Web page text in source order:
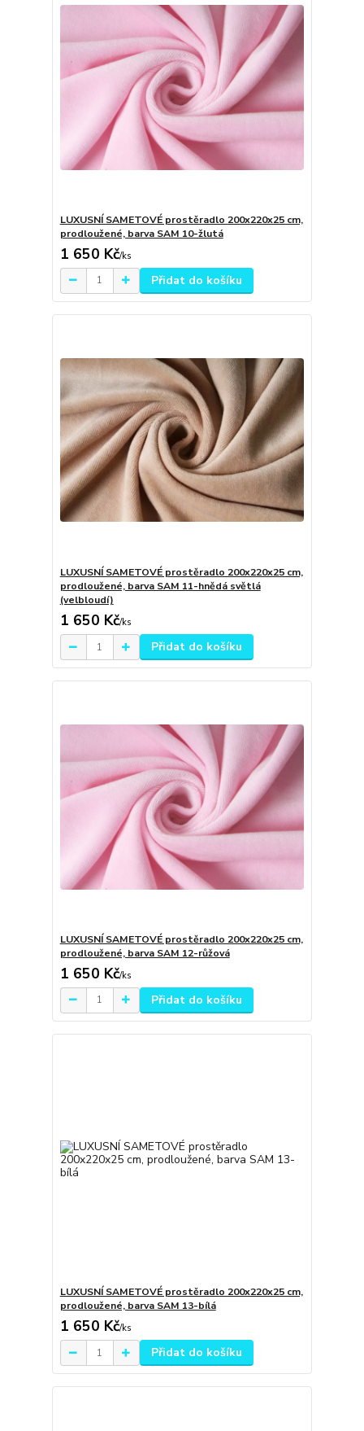
LUXUSNÍ SAMETOVÉ prostěradlo 200x220x25 cm,
prodloužené, barva SAM 10-žlutá
1 650 Kč/ks
Přidat do košíku
LUXUSNÍ SAMETOVÉ prostěradlo 200x220x25 cm,
prodloužené, barva SAM 11-hnědá světlá
(velbloudí)
1 650 Kč/ks
Přidat do košíku
LUXUSNÍ SAMETOVÉ prostěradlo 200x220x25 cm,
prodloužené, barva SAM 12-růžová
1 650 Kč/ks
Přidat do košíku
LUXUSNÍ SAMETOVÉ prostěradlo 200x220x25 cm,
prodloužené, barva SAM 13-bílá
1 650 Kč/ks
Přidat do košíku